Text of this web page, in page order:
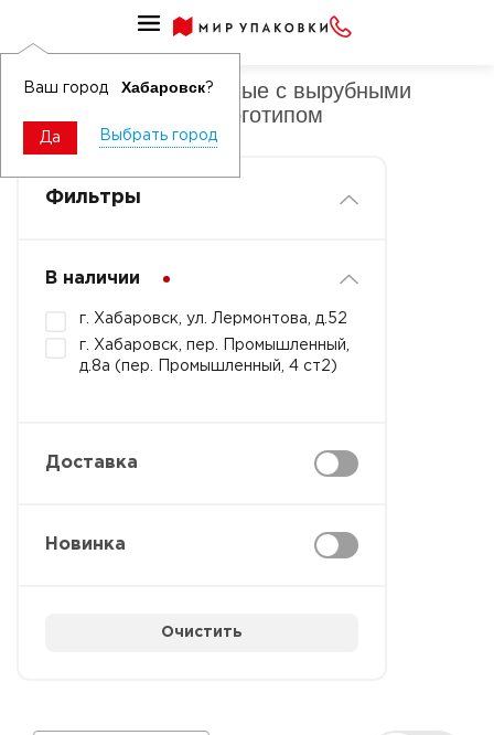
Ваш город Хабаровск?
Да Выбрать город
Пакеты полиэтиленовые с вырубными ручками средние
Пакеты полиэтиленовые с вырубными
ручками средние с логотипом
Фильтры
В наличии
г. Хабаровск, ул. Лермонтова, д.52
г. Хабаровск, пер. Промышленный,
д.8а (пер. Промышленный, 4 ст2)
Доставка
Новинка
Очистить